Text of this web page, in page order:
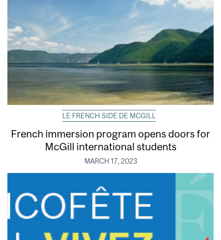
LE FRENCH SIDE DE MCGILL
French immersion program opens doors for
McGill international students
MARCH 17, 2023